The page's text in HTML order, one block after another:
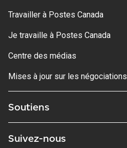
Travailler à Postes Canada
Je travaille à Postes Canada
Centre des médias
Mises à jour sur les négociations
Soutiens
Suivez-nous